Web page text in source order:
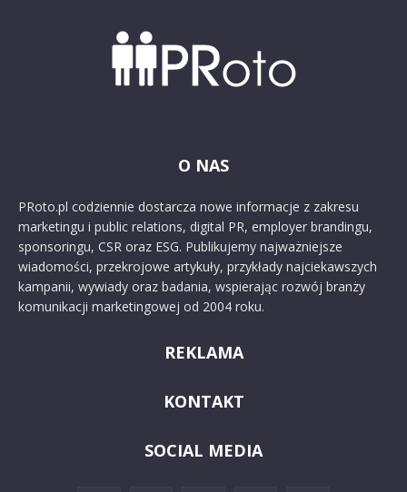
O NAS
PRoto.pl codziennie dostarcza nowe informacje z zakresu
marketingu i public relations, digital PR, employer brandingu,
sponsoringu, CSR oraz ESG. Publikujemy najważniejsze
wiadomości, przekrojowe artykuły, przykłady najciekawszych
kampanii, wywiady oraz badania, wspierając rozwój branży
komunikacji marketingowej od 2004 roku.
REKLAMA
KONTAKT
SOCIAL MEDIA